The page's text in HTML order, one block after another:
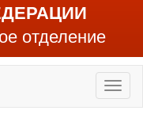
отделение